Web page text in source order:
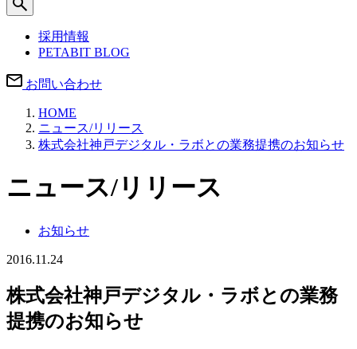
採用情報
PETABIT BLOG
お問い合わせ
HOME
ニュース/リリース
株式会社神戸デジタル・ラボとの業務提携のお知らせ
ニュース/リリース
お知らせ
2016.11.24
株式会社神戸デジタル・ラボとの業務
提携のお知らせ